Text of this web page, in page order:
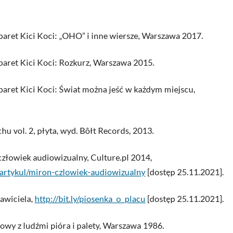
Kici Koci: „OHO” i inne wiersze, Warszawa 2017.
Kici Koci: Rozkurz, Warszawa 2015.
Kici Koci: Świat można jeść w każdym miejscu,
vol. 2, płyta, wyd. Bôłt Records, 2013.
audiowizualny, Culture.pl 2014,
miron-czlowiek-audiowizualny [dostęp 25.11.2021].
http://bit.ly/piosenka_o_placu [dostęp 25.11.2021].
z ludźmi pióra i palety, Warszawa 1986.